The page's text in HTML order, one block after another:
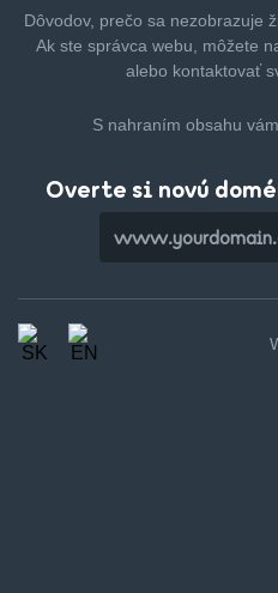
Dôvodov, prečo sa nezobrazuje
Ak ste správca webu, môžete
alebo kontaktovať
S nahraním obsahu
Overte si novú